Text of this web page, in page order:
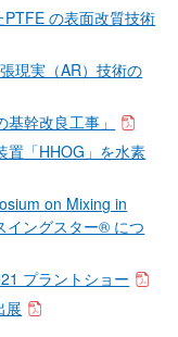
の表面改質技術
現実（AR）技術の
幹改良工事」
「HHOG」を水素
on Mixing in
イングスター® につ
プラントショー
展